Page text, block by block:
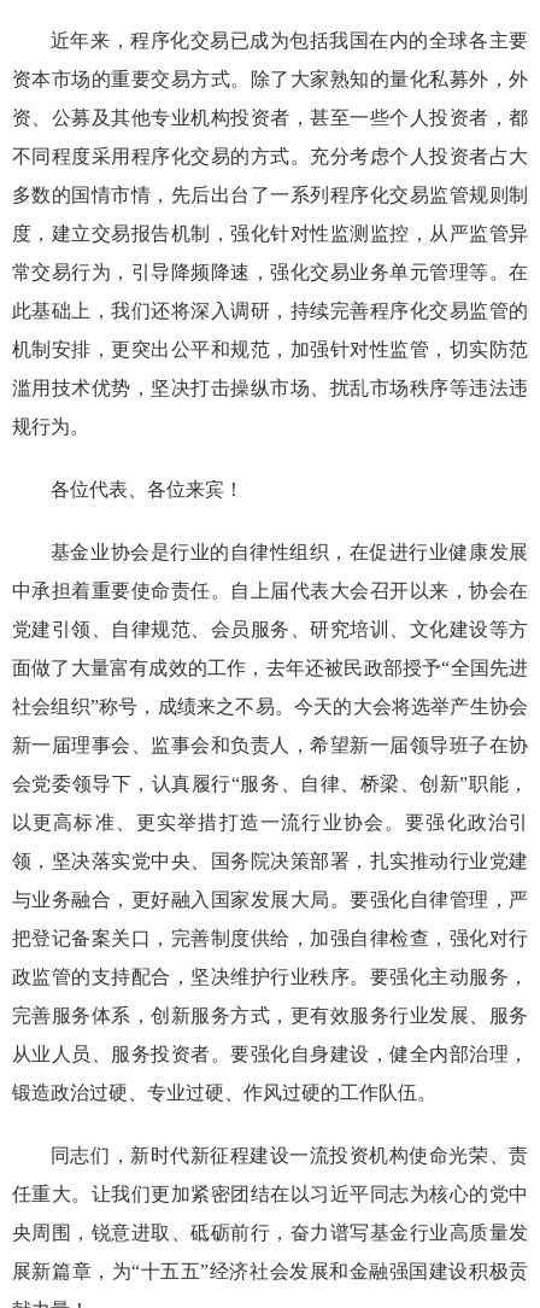
近年来，程序化交易已成为包括我国在内的全球各主要
资本市场的重要交易方式。
除了大家熟知的量化私募外，外
资、公募及其他专业机构投资者，甚至一些个人投资者，都
不同程度采用程序化交易的方式。充分考虑个人投资者占大
多数的国情市情，先后出台了一系列程序化交易监管规则制
度，建立交易报告机制，强化针对性监测监控，从严监管异
常交易行为，引导降频降速，强化交易业务单元管理等。在
此基础上，我们还将深入调研，持续完善程序化交易监管的
机制安排，更突出公平和规范，加强针对性监管，切实防范
滥用技术优势，坚决打击操纵市场、扰乱市场秩序等违法违
规行为。
各位代表、各位来宾！
基金业协会是行业的自律性组织，在促进行业健康发展
中承担着重要使命责任。
自上届代表大会召开以来，协会在
党建引领、自律规范、会员服务、研究培训、文化建设等方
面做了大量富有成效的工作，去年还被民政部授予“全国先进
社会组织”称号 ， 成绩来之不易。 今天的大会将选举产生协会
新一届理事会、监事会和负责人，希望新一届领导班子在协
会党委领导下，认真履行“服务、自律、桥梁、创新”职能 ，
以更高标准、更实举措打造一流行业协会。要强化政治引
领， 坚决落实党中央、 国务院决策部署， 扎实推动行业党建
与业务融合，更好融入国家发展大局。要强化自律管理， 严
把登记备案关口，完善制度供给，加强自律检查，强化对行
政监管的支持配合，坚决维护行业秩序。 要强化主动服务 ，
完善服务体系，创新服务方式，更有效服务行业发展、服务
从业人员、服务投资者。要强化自身建设 ，健全内部治理，
锻造政治过硬、专业过硬、作风过硬的工作队伍。
同志们， 新时代新征程建设一流投资机构使命光荣、责
任重大。让我们更加紧密团结在以习近平同志为核心的党中
央周围，锐意进取 、砥砺前行， 奋力谱写基金行业高质量发
展新篇章， 为“十五五”经济社会发展和金融强国建设积极贡